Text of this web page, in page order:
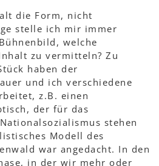
die Form, nicht
stelle ich mir immer
welche
zu vermitteln? Zu
haben der
und ich verschiedene
z.B. einen
der für das
stehen
Modell des
war angedacht. In den
in der wir mehr oder